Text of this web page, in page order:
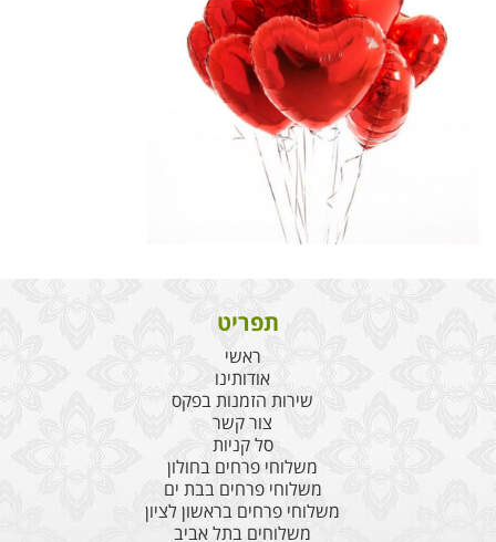
תפריט
ראשי
אודותינו
שירות הזמנות בפקס
צור קשר
סל קניות
משלוחי פרחים בחולון
משלוחי פרחים בבת ים
משלוחי פרחים בראשון לציון
משלוחים בתל אביב